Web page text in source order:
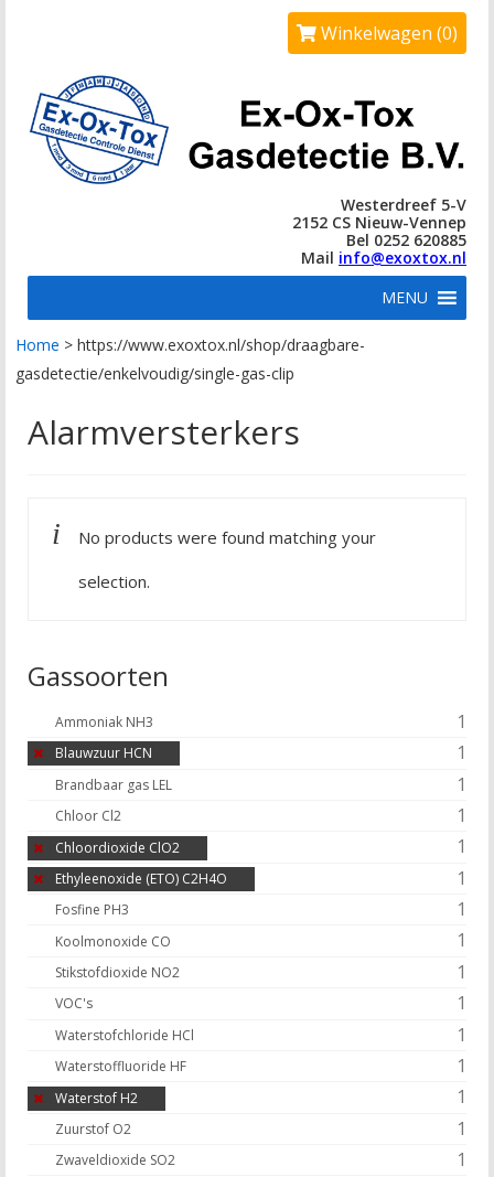
Winkelwagen (0)
Westerdreef 5-V
2152 CS Nieuw-Vennep
Bel 0252 620885
Mail info@exoxtox.nl
MENU
Home > https://www.exoxtox.nl/shop/draagbare-
gasdetectie/enkelvoudig/single-gas-clip
Alarmversterkers
No products were found matching your
selection.
Gassoorten
Ammoniak NH3 1
Blauwzuur HCN 1
Brandbaar gas LEL 1
Chloor Cl2 1
Chloordioxide ClO2 1
Ethyleenoxide (ETO) C2H4O 1
Fosfine PH3 1
Koolmonoxide CO 1
Stikstofdioxide NO2 1
VOC's 1
Waterstofchloride HCl 1
Waterstoffluoride HF 1
Waterstof H2 1
Zuurstof O2 1
Zwaveldioxide SO2 1